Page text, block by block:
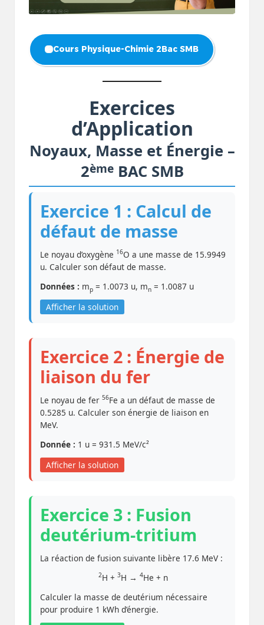
Cours Physique-Chimie 2Bac SMB
Exercices
d’Application
Noyaux, Masse et Énergie –
2èmeBAC SMB
Exercice 1 : Calcul de
défaut de masse
Le noyau d’oxygène 16O a une masse de 15.9949
u. Calculer son défaut de masse.
Données : mp = 1.0073 u, mn = 1.0087 u
Afficher la solution
Exercice 2 : Énergie de
liaison du fer
Le noyau de fer 56Fe a un défaut de masse de
0.5285 u. Calculer son énergie de liaison en
MeV.
Donnée : 1 u = 931.5 MeV/c²
Afficher la solution
Exercice 3 : Fusion
deutérium-tritium
La réaction de fusion suivante libère 17.6 MeV :
2H + 3H → 4He + n
Calculer la masse de deutérium nécessaire
pour produire 1 kWh d’énergie.